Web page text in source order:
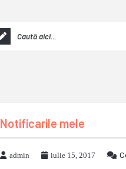
Notificarile mele
admin iulie 15, 2017